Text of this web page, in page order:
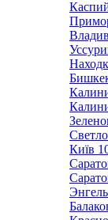
Київ